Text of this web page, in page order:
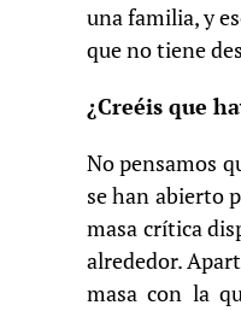
una familia, y
que no tiene
¿Creéis que
No pensamos
se han abierto
masa crítica
alrededor.
masa con la